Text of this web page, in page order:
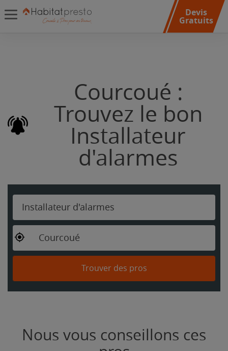
Devis
Gratuits
Courcoué :
Trouvez le bon
Installateur
d'alarmes
Installateur d'alarmes
Courcoué
Trouver des pros
Nous vous conseillons ces